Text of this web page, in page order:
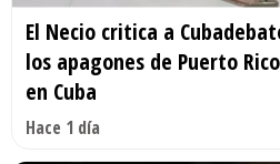
El Necio critica a
los apagones de Puerto
en Cuba
Hace 1 día